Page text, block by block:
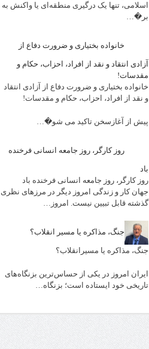
اسلامی، تنها یک درگیری منطقه‌ای یا واکنش به
بر�…
خانواده بختیاری و ضرورت دفاع از
آزادی انتقاد و نقد از افراد، احزاب، حکام و
مقدسات!
خانواده بختیاری و ضرورت دفاع از آزادی انتقاد
و نقد از افراد، احزاب، حکام و مقدسات!
پیش از آغازسخن تاکید می شو�…
روز کارگر، روز جامعه انسانی فرخنده
باد
روز کارگر، روز جامعه انسانی فرخنده باد
جهان کار و زندگی امروز دیگر در مرزهای نظری
گذشته قابل تبیین نیست. امروز…
جنگ، مذاکره یا مسیر انقلاب؟
جنگ، مذاکره یا مسیرانقلاب؟
ایران امروز در یکی از حساس‌ترین بزنگاه‌های
تاریخی خود ایستاده است؛ بزنگاه…